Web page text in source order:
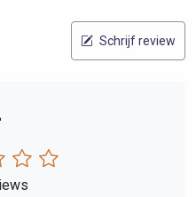
Schrijf review